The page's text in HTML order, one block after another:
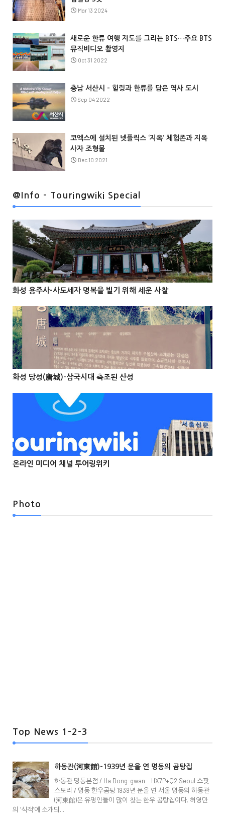
Mar 13 2024
새로운 한류 여행 지도를 그리는 BTS…주요 BTS
뮤직비디오 촬영지
Oct 31 2022
충남 서산시 – 힐링과 한류를 담은 역사 도시
Sep 04 2022
코엑스에 설치된 넷플릭스 ‘지옥’ 체험존과 지옥
사자 조형물
Dec 10 2021
@Info - Touringwiki Special
 

@Info
화성 용주사-사도세자 명복을 빌기 위해 세운 사찰
 

@Info
화성 당성(唐城)-삼국시대 축조된 산성
 

@Info
온라인 미디어 채널 투어링위키
Photo
Top News 1-2-3
하동관(河東館)-1939년 문을 연 명동의 곰탕집
하동관 명동본점 / Ha Dong-gwan HX7P+Q2 Seoul 스팟
스토리 / 명동 한우곰탕 1939년 문을 연 서울 명동의 하동관
(河東館)은 유명인들이 많이 찾는 한우 곰탕집이다. 허영만
의 ‘식객’에 소개되...